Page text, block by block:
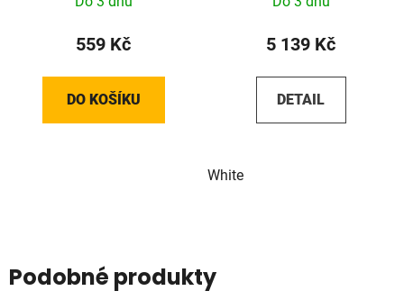
559 Kč
DO KOŠÍKU
5 139 Kč
DETAIL
White
Podobné produkty